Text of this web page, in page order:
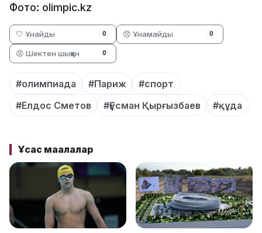
Фото: olimpic.kz
🤍 Ұнайды 0 😞 Ұнамайды 0
😡 Шектен шыққан 0
#олимпиада #Париж
#спорт
#Елдос Сметов
#Ғұсман Қырғызбаев #құда
Ұқсас мақалалар